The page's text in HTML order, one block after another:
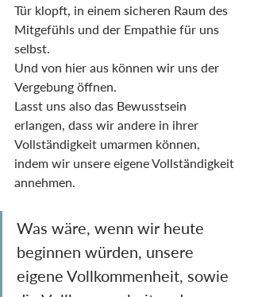
Tür klopft, in einem sicheren Raum des
Mitgefühls und der Empathie für uns
selbst.
Und von hier aus können wir uns der
Vergebung öffnen.
Lasst uns also das Bewusstsein
erlangen, dass wir andere in ihrer
Vollständigkeit umarmen können,
indem wir unsere eigene Vollständigkeit
annehmen.
Was wäre, wenn wir heute
beginnen würden, unsere
eigene Vollkommenheit, sowie